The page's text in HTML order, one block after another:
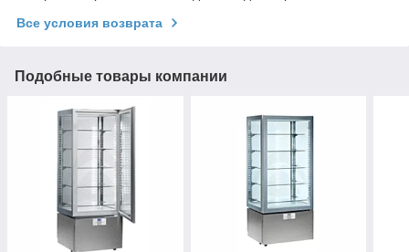
Все условия возврата
Подобные товары компании